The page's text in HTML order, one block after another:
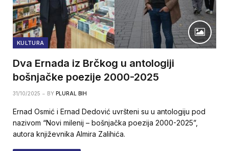
KULTURA
Dva Ernada iz Brčkog u antologiji
bošnjačke poezije 2000-2025
31/10/2025 BY PLURAL BIH
Ernad Osmić i Ernad Dedović uvršteni su u antologiju pod
nazivom “Novi milenij – bošnjačka poezija 2000-2025”,
autora književnika Almira Zalihića.